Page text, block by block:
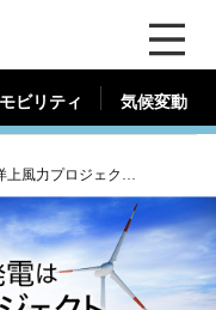
モビリティ 気候変動
気候変動
LNGを超えるか。 洋上風力プロジェクトの難しさ